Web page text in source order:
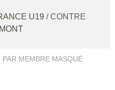
U19 / CONTRE
PAR MEMBRE MASQUÉ